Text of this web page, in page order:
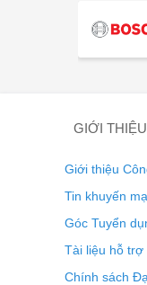
lắng
rượu được
GIỚI
Giới thiệu
Tin khuyến
Góc Tuyển
Tài liệu hỗ trợ
Chính sách